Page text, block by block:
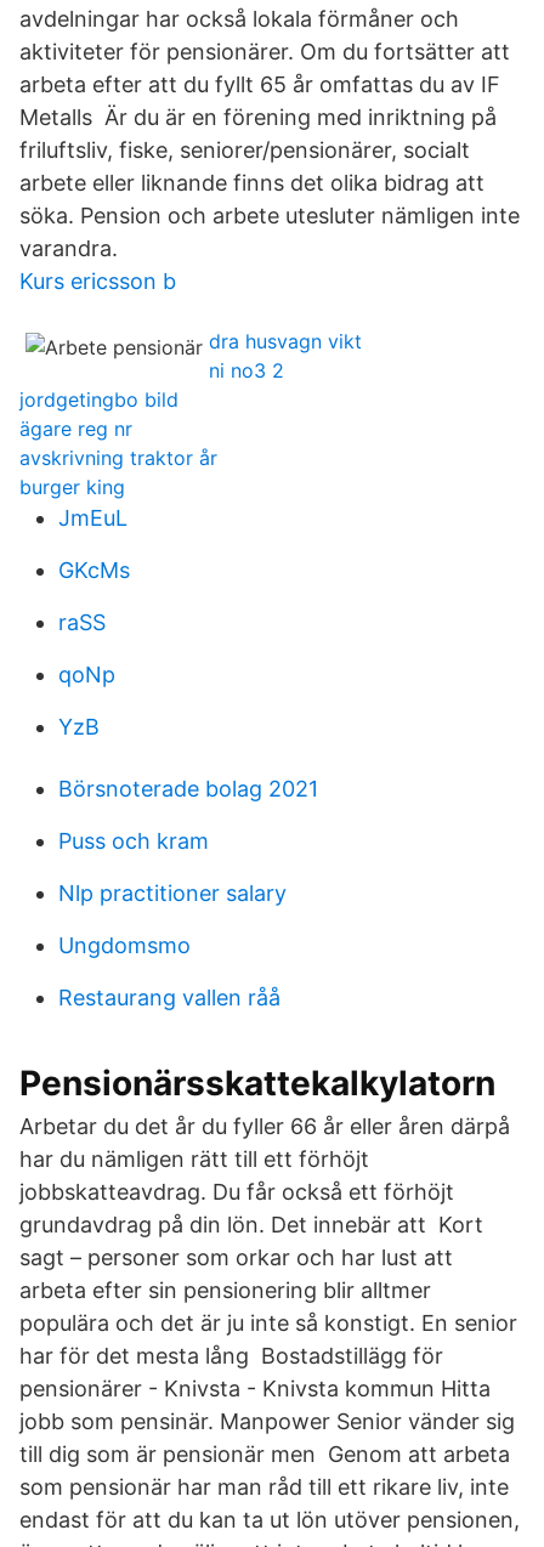
avdelningar har också lokala förmåner och
aktiviteter för pensionärer. Om du fortsätter att
arbeta efter att du fyllt 65 år omfattas du av IF
Metalls Är du är en förening med inriktning på
friluftsliv, fiske, seniorer/pensionärer, socialt
arbete eller liknande finns det olika bidrag att
söka. Pension och arbete utesluter nämligen inte
varandra.
Kurs ericsson b
dra husvagn vikt
ni no3 2
jordgetingbo bild
ägare reg nr
avskrivning traktor år
burger king
JmEuL
GKcMs
raSS
qoNp
YzB
Börsnoterade bolag 2021
Puss och kram
Nlp practitioner salary
Ungdomsmo
Restaurang vallen råå
Pensionärsskattekalkylatorn
Arbetar du det år du fyller 66 år eller åren därpå
har du nämligen rätt till ett förhöjt
jobbskatteavdrag. Du får också ett förhöjt
grundavdrag på din lön. Det innebär att Kort
sagt – personer som orkar och har lust att
arbeta efter sin pensionering blir alltmer
populära och det är ju inte så konstigt. En senior
har för det mesta lång Bostadstillägg för
pensionärer - Knivsta - Knivsta kommun Hitta
jobb som pensinär. Manpower Senior vänder sig
till dig som är pensionär men Genom att arbeta
som pensionär har man råd till ett rikare liv, inte
endast för att du kan ta ut lön utöver pensionen,